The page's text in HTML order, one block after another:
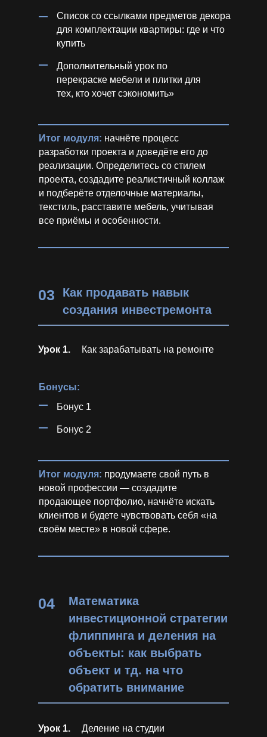
Как продавать навык
создания инвестремонта
Урок 1. Как зарабатывать на ремонте
03
Математика
инвестиционной стратегии
флиппинга и деления на
объекты: как выбрать
объект и тд. на что
обратить внимание
Урок 1. Деление на студии
04
Итог модуля: начнёте процесс
разработки проекта и доведёте его до
реализации. Определитесь со стилем
проекта, создадите реалистичный коллаж
и подберёте отделочные материалы,
текстиль, расставите мебель, учитывая
все приёмы и особенности.
Итог модуля: продумаете свой путь в
новой профессии — создадите
продающее портфолио, начнёте искать
клиентов и будете чувствовать себя «на
своём месте» в новой сфере.
Бонус 1
Бонус 2
Список со ссылками предметов декора
для комплектации квартиры: где и что
купить
Дополнительный урок по
перекраске мебели и плитки для
тех, кто хочет сэкономить»
Бонусы: